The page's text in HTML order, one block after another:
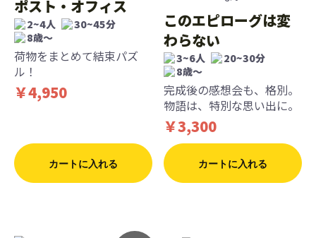
ポスト・オフィス
2~4人
30~45分
8歳〜
荷物をまとめて結束パズ
ル！
￥4,950
カートに入れる
このエピローグは変
わらない
3~6人
20~30分
8歳〜
完成後の感想会も、格別。
物語は、特別な思い出に。
￥3,300
カートに入れる